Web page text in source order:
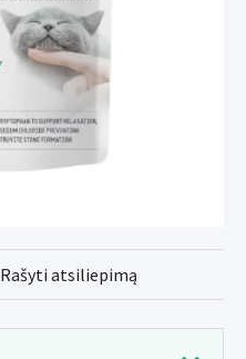
Rašyti atsiliepimą